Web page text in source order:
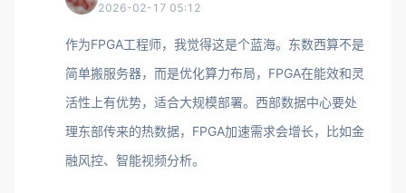
2026-02-17 05:12
作为FPGA工程师，我觉得这是个蓝海。东数西算不是
简单搬服务器，而是优化算力布局，FPGA在能效和灵
活性上有优势，适合大规模部署。西部数据中心要处
理东部传来的热数据，FPGA加速需求会增长，比如金
融风控、智能视频分析。